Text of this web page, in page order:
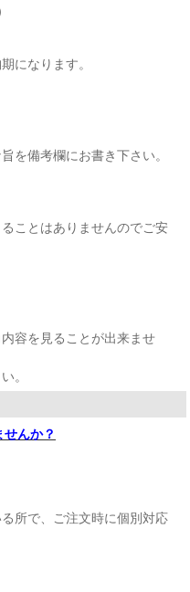
になります。
を備考欄にお書き下さい。
ことはありませんのでご安
容を見ることが出来ませ
。
んか？
所で、ご注文時に個別対応